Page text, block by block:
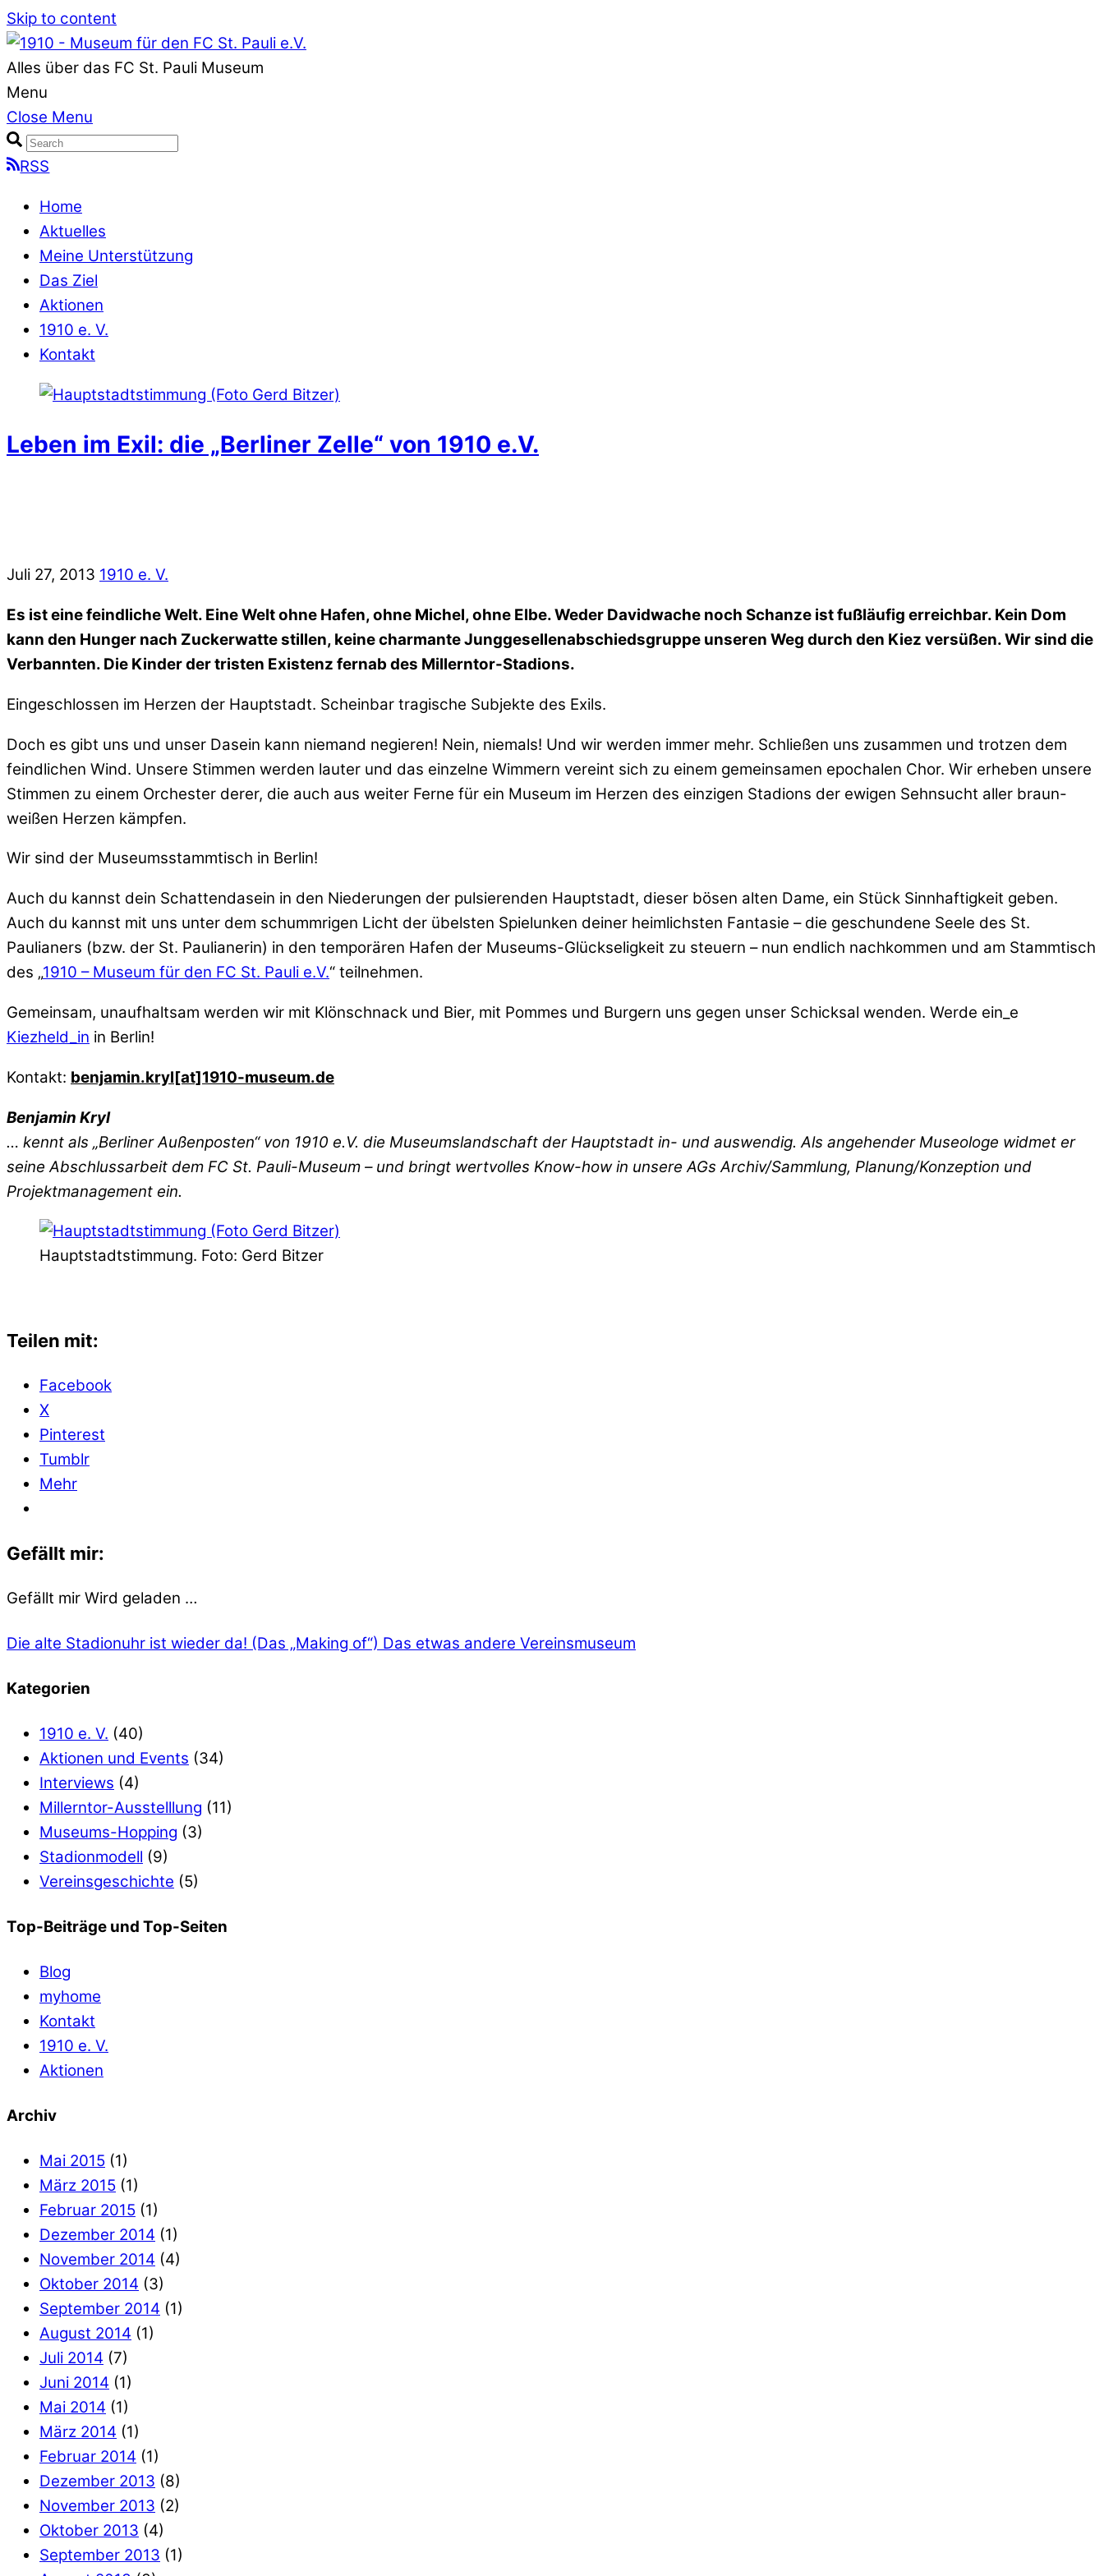
Skip to content
Alles über das FC St. Pauli Museum
Menu
Close Menu
RSS
Home
Aktuelles
Meine Unterstützung
Das Ziel
Aktionen
1910 e. V.
Kontakt
Leben im Exil: die „Berliner Zelle“ von 1910 e.V.
Juli 27, 2013 1910 e. V.
Es ist eine feindliche Welt. Eine Welt ohne Hafen, ohne Michel, ohne Elbe. Weder Davidwache noch Schanze ist fußläufig erreichbar. Kein Dom
kann den Hunger nach Zuckerwatte stillen, keine charmante Junggesellenabschiedsgruppe unseren Weg durch den Kiez versüßen. Wir sind die
Verbannten. Die Kinder der tristen Existenz fernab des Millerntor-Stadions.
Eingeschlossen im Herzen der Hauptstadt. Scheinbar tragische Subjekte des Exils.
Doch es gibt uns und unser Dasein kann niemand negieren! Nein, niemals! Und wir werden immer mehr. Schließen uns zusammen und trotzen dem
feindlichen Wind. Unsere Stimmen werden lauter und das einzelne Wimmern vereint sich zu einem gemeinsamen epochalen Chor. Wir erheben unsere
Stimmen zu einem Orchester derer, die auch aus weiter Ferne für ein Museum im Herzen des einzigen Stadions der ewigen Sehnsucht aller braun-
weißen Herzen kämpfen.
Wir sind der Museumsstammtisch in Berlin!
Auch du kannst dein Schattendasein in den Niederungen der pulsierenden Hauptstadt, dieser bösen alten Dame, ein Stück Sinnhaftigkeit geben.
Auch du kannst mit uns unter dem schummrigen Licht der übelsten Spielunken deiner heimlichsten Fantasie – die geschundene Seele des St.
Paulianers (bzw. der St. Paulianerin) in den temporären Hafen der Museums-Glückseligkeit zu steuern – nun endlich nachkommen und am Stammtisch
des „1910 – Museum für den FC St. Pauli e.V.“ teilnehmen.
Gemeinsam, unaufhaltsam werden wir mit Klönschnack und Bier, mit Pommes und Burgern uns gegen unser Schicksal wenden. Werde ein_e
Kiezheld_in in Berlin!
Kontakt: benjamin.kryl[at]1910-museum.de
Benjamin Kryl
… kennt als „Berliner Außenposten“ von 1910 e.V. die Museumslandschaft der Hauptstadt in- und auswendig. Als angehender Museologe widmet er
seine Abschlussarbeit dem FC St. Pauli-Museum – und bringt wertvolles Know-how in unsere AGs Archiv/Sammlung, Planung/Konzeption und
Projektmanagement ein.
Hauptstadtstimmung. Foto: Gerd Bitzer
Teilen mit:
Facebook
X
Pinterest
Tumblr
Mehr
Gefällt mir:
Gefällt mir Wird geladen …
Die alte Stadionuhr ist wieder da! (Das „Making of“) Das etwas andere Vereinsmuseum
Kategorien
1910 e. V. (40)
Aktionen und Events (34)
Interviews (4)
Millerntor-Ausstelllung (11)
Museums-Hopping (3)
Stadionmodell (9)
Vereinsgeschichte (5)
Top-Beiträge und Top-Seiten
Blog
myhome
Kontakt
1910 e. V.
Aktionen
Archiv
Mai 2015 (1)
März 2015 (1)
Februar 2015 (1)
Dezember 2014 (1)
November 2014 (4)
Oktober 2014 (3)
September 2014 (1)
August 2014 (1)
Juli 2014 (7)
Juni 2014 (1)
Mai 2014 (1)
März 2014 (1)
Februar 2014 (1)
Dezember 2013 (8)
November 2013 (2)
Oktober 2013 (4)
September 2013 (1)